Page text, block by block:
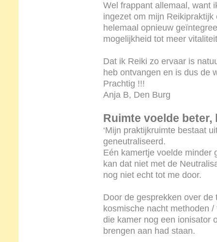
Wel frappant allemaal, want
ingezet om mijn
helemaal opnieuw
mogelijkheid tot meer
Dat ik Reiki zo ervaar is
heb ontvangen en is dus de
Prachtig !!!
Anja B, Den Burg
Ruimte voelde
‘Mijn praktijkruimte bestaat
geneutraliseerd.
Eén kamertje voelde minder
kan dat niet met de
nog niet echt tot me door.
Door de gesprekken over
kosmische nacht methoden
die kamer nog een ionisator
brengen aan had staan.